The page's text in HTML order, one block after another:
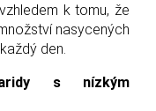
k tomu, že
nasycených
den.
s nízkým